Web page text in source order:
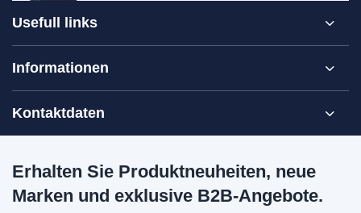
Usefull links
Informationen
Kontaktdaten
Erhalten Sie Produktneuheiten, neue
Marken und exklusive B2B-Angebote.